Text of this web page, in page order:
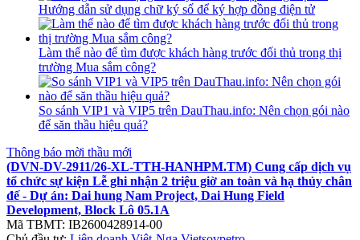
Hướng dẫn sử dụng chữ ký số để ký hợp đồng điện tử
Làm thế nào để tìm được khách hàng trước đối thủ trong thị
trường Mua sắm công?
So sánh VIP1 và VIP5 trên DauThau.info: Nên chọn gói nào
để săn thầu hiệu quả?
Thông báo mời thầu mới
(DVN-DV-2911/26-XL-TTH-HANHPM.TM) Cung cấp dịch vụ
tổ chức sự kiện Lễ ghi nhận 2 triệu giờ an toàn và hạ thủy chân
đế - Dự án: Dai hung Nam Project, Dai Hung Field
Development, Block Lô 05.1A
Mã TBMT: IB2600428914-00